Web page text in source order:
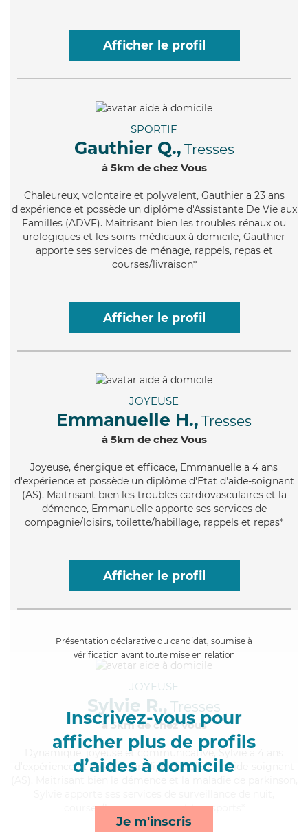
Afficher le profil
SPORTIF
Gauthier Q., Tresses
à 5km de chez Vous
Chaleureux, volontaire et polyvalent, Gauthier a 23 ans
d'expérience et possède un diplôme d'Assistante De Vie aux
Familles (ADVF). Maitrisant bien les troubles rénaux ou
urologiques et les soins médicaux à domicile, Gauthier
apporte ses services de ménage, rappels, repas et
courses/livraison*
Afficher le profil
JOYEUSE
Emmanuelle H., Tresses
à 5km de chez Vous
Joyeuse, énergique et efficace, Emmanuelle a 4 ans
d'expérience et possède un diplôme d'Etat d'aide-soignant
(AS). Maitrisant bien les troubles cardiovasculaires et la
démence, Emmanuelle apporte ses services de
compagnie/loisirs, toilette/habillage, rappels et repas*
Afficher le profil
Présentation déclarative du candidat, soumise à
vérification avant toute mise en relation
Inscrivez-vous pour
afficher plus de profils
d’aides à domicile
Je m'inscris
JOYEUSE
Sylvie R., Tresses
à 5km de chez Vous
, joyeuse et communicative, Sylvie a 4 ans
d'expérience et possède un diplôme d'Etat d'aide-soignant
courses/livraison, repas et transports*